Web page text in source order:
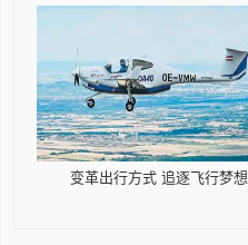
变革出行方式 追逐飞行梦想